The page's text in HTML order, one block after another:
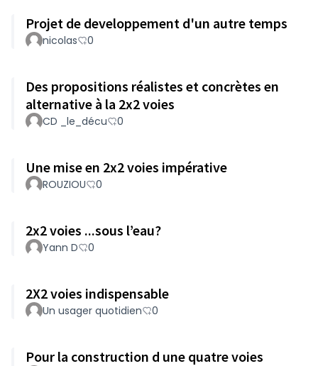
Projet de developpement d'un autre temps
nicolas 0
Des propositions réalistes et concrètes en
alternative à la 2x2 voies
CD _le_décu 0
Une mise en 2x2 voies impérative
ROUZIOU 0
2x2 voies ...sous l’eau?
Yann D 0
2X2 voies indispensable
Un usager quotidien 0
Pour la construction d une quatre voies